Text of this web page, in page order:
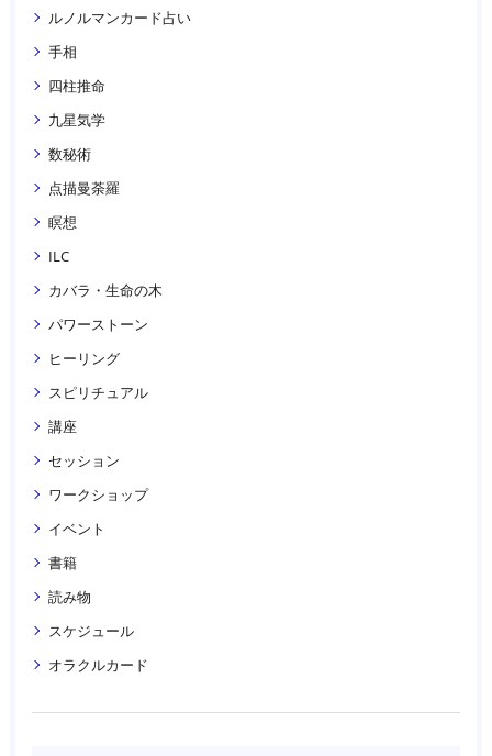
ルノルマンカード占い
手相
四柱推命
九星気学
数秘術
点描曼荼羅
瞑想
ILC
カバラ・生命の木
パワーストーン
ヒーリング
スピリチュアル
講座
セッション
ワークショップ
イベント
書籍
読み物
スケジュール
オラクルカード